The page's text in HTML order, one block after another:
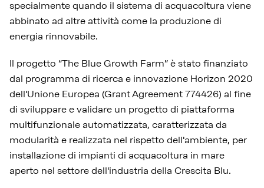
specialmente quando il sistema di acquacoltura viene
abbinato ad altre attività come la produzione di
energia rinnovabile.
Il progetto “The Blue Growth Farm” è stato finanziato
dal programma di ricerca e innovazione Horizon 2020
dell'Unione Europea (Grant Agreement 774426) al fine
di sviluppare e validare un progetto di piattaforma
multifunzionale automatizzata, caratterizzata da
modularità e realizzata nel rispetto dell'ambiente, per
installazione di impianti di acquacoltura in mare
aperto nel settore dell'industria della Crescita Blu.